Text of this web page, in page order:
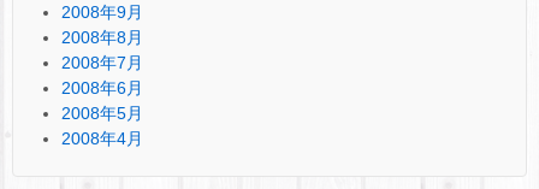
2008年9月
2008年8月
2008年7月
2008年6月
2008年5月
2008年4月